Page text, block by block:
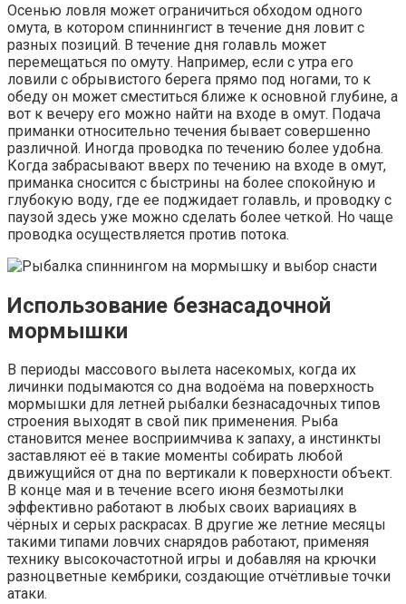
Осенью ловля может ограничиться обходом одного
омута, в котором спиннингист в течение дня ловит с
разных позиций. В течение дня голавль может
перемещаться по омуту. Например, если с утра его
ловили с обрывистого берега прямо под ногами, то к
обеду он может сместиться ближе к основной глубине, а
вот к вечеру его можно найти на входе в омут. Подача
приманки относительно течения бывает совершенно
различной. Иногда проводка по течению более удобна.
Когда забрасывают вверх по течению на входе в омут,
приманка сносится с быстрины на более спокойную и
глубокую воду, где ее поджидает голавль, и проводку с
паузой здесь уже можно сделать более четкой. Но чаще
проводка осуществляется против потока.
Использование безнасадочной
мормышки
В периоды массового вылета насекомых, когда их
личинки подымаются со дна водоёма на поверхность
мормышки для летней рыбалки безнасадочных типов
строения выходят в свой пик применения. Рыба
становится менее восприимчива к запаху, а инстинкты
заставляют её в такие моменты собирать любой
движущийся от дна по вертикали к поверхности объект.
В конце мая и в течение всего июня безмотылки
эффективно работают в любых своих вариациях в
чёрных и серых раскрасах. В другие же летние месяцы
такими типами ловчих снарядов работают, применяя
технику высокочастотной игры и добавляя на крючки
разноцветные кембрики, создающие отчётливые точки
атаки.